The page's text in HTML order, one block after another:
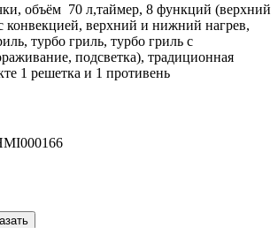
объём 70 л,таймер, 8 функций (верхний
конвекцией, верхний и нижний нагрев,
турбо гриль, турбо гриль с
подсветка), традиционная
1 решетка и 1 противень